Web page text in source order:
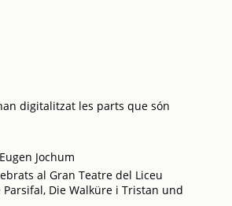
digitalitzat les parts que són
Jochum
al Gran Teatre del Liceu
Die Walküre i Tristan und